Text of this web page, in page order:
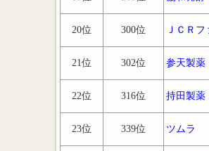
20位 300位 ＪＣＲフ
21位 302位 参天製薬
22位 316位 持田製薬
23位 339位 ツムラ